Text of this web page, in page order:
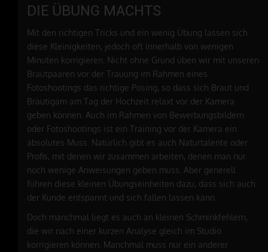
DIE ÜBUNG MACHTS
Mit den richtigen Tricks und ein wenig Übung lassen sich
diese Kleinigkeiten, jedoch oft innerhalb von wenigen
Minuten korrigieren. Nicht ohne Grund üben wir mit unseren
Brautpaaren vor der Trauung im Rahmen eines
Fotoshootings das richtige Posing, so dass sich Braut und
Bräutigam am Tag der Hochzeit relaxt vor der Kamera
geben können. Auch im Rahmen von Bewerbungsbildern
oder Fotoshootings ist ein Training vor der Kamera ein
absolutes Muss. Natürlich gibt es auch Naturtalente oder
Profis, mit denen wir zusammen arbeiten, denen man nur
noch wenige Anweisungen geben muss. Aber generell
führen diese kleinen Übungseinheiten dazu, dass sich auch
der Kunde entspannt und sich fallen lassen kann.
Doch manchmal liegt es auch an kleinen Schminkfehlern,
die wir nach einer kurzen Analyse gleich im Studio
korrigieren können. Manchmal muss nur ein anderer